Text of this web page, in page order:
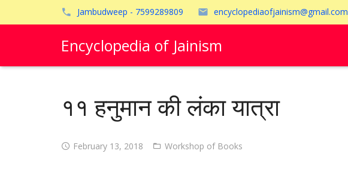
Jambudweep - 7599289809 encyclopediaofjainism@gmail.com
Encyclopedia of Jainism
११ हनुमान की लंका यात्रा
February 13, 2018 Workshop of Books